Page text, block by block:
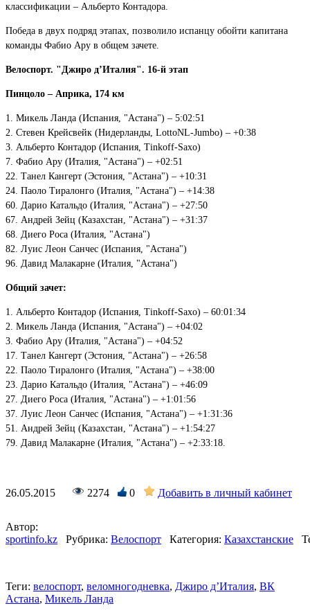
классификации – Альберто Контадора.
Победа в двух подряд этапах, позволило испанцу обойти капитана
команды Фабио Ару в общем зачете.
Велоспорт. "Джиро д’Италия". 16-й этап
Пинцоло – Априка, 174 км
1. Микель Ланда (Испания, "Астана") – 5:02:51
2. Стевен Крейсвейк (Нидерланды, LottoNL-Jumbo) – +0:38
3. Альберто Контадор (Испания, Tinkoff-Saxo)
7. Фабио Ару (Италия, "Астана") – +02:51
22. Танел Кангерт (Эстония, "Астана") – +10:31
24. Паоло Тиралонго (Италия, "Астана") – +14:38
60. Дарио Катальдо (Италия, "Астана") – +27:50
67. Андрей Зейц (Казахстан, "Астана") – +31:37
68. Диего Роса (Италия, "Астана")
82. Луис Леон Санчес (Испания, "Астана")
96. Давид Малакарне (Италия, "Астана")
Общий зачет:
1. Альберто Контадор (Испания, Tinkoff-Saxo) – 60:01:34
2. Микель Ланда (Испания, "Астана") – +04:02
3. Фабио Ару (Италия, "Астана") – +04:52
17. Танел Кангерт (Эстония, "Астана") – +26:58
22. Паоло Тиралонго (Италия, "Астана") – +38:00
23. Дарио Катальдо (Италия, "Астана") – +46:09
27. Диего Роса (Италия, "Астана") – +1:01:56
37. Луис Леон Санчес (Испания, "Астана") – +1:31:36
51. Андрей Зейц (Казахстан, "Астана") – +1:54:27
79. Давид Малакарне (Италия, "Астана") – +2:33:18.
26.05.2015 2274 0 Добавить в личный кабинет
Автор:
sportinfo.kz
Рубрика: Велоспорт Категория: Казахстанские
Теги: велоспорт, веломногодневка, Джиро д’Италия, ВК
Астана, Микель Ланда